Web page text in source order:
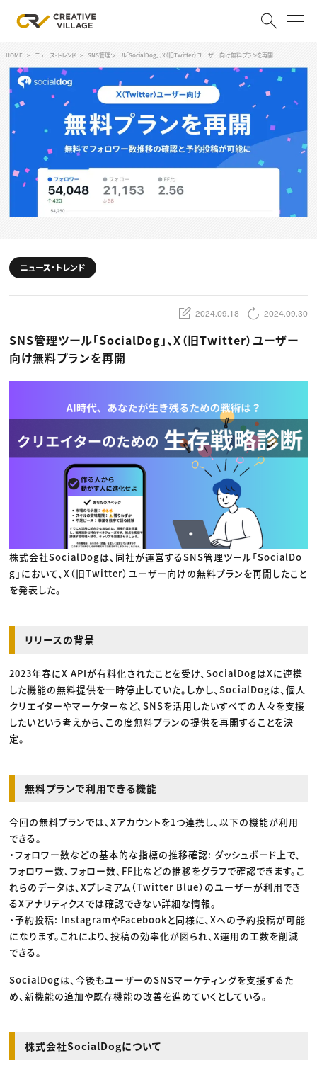
ログイン 会員登録
クリエイター求人を探す
CREATIVE JOB求人検索
特集求人
採用説明会
スキルアップしたい！
デザイン
編集・ライティング
マーケティング
ディレクション
業界解説・キャリア事情
お役立ち基礎知識
TOP Creator’s コラム
Webクリエイター
アプリクリエイター
ゲームクリエイター
映像クリエイター
マーケッター
C＆R Magazine
セミナー
映像
広告
出版
CREATIVE VILLAGEからのお知らせ
プロフェッショナル×つながる×メディア
HOME ニュース・トレンド SNS管理ツール「SocialDog」、X（旧Twitter）ユーザー向け無料プランを再開
ニュース・トレンド
2024.09.18 2024.09.30
SNS管理ツール「SocialDog」、X（旧Twitter）ユーザー
向け無料プランを再開
株式会社SocialDogは、同社が運営するSNS管理ツール「SocialDo
g」において、X（旧Twitter）ユーザー向けの無料プランを再開したこと
を発表した。
リリースの背景
2023年春にX APIが有料化されたことを受け、SocialDogはXに連携
した機能の無料提供を一時停止していた。しかし、SocialDogは、個人
クリエイターやマーケターなど、SNSを活用したいすべての人々を支援
したいという考えから、この度無料プランの提供を再開することを決
定。
無料プランで利用できる機能
今回の無料プランでは、Xアカウントを1つ連携し、以下の機能が利用
できる。
・フォロワー数などの基本的な指標の推移確認: ダッシュボード上で、
フォロワー数、フォロー数、FF比などの推移をグラフで確認できます。こ
れらのデータは、Xプレミアム（Twitter Blue）のユーザーが利用でき
るXアナリティクスでは確認できない詳細な情報。
・予約投稿: InstagramやFacebookと同様に、Xへの予約投稿が可能
になります。これにより、投稿の効率化が図られ、X運用の工数を削減
できる。
SocialDogは、今後もユーザーのSNSマーケティングを支援するた
め、新機能の追加や既存機能の改善を進めていくとしている。
株式会社SocialDogについて